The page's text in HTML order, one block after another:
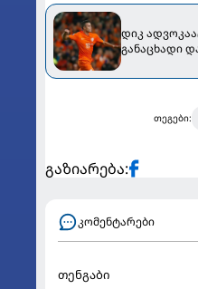
დიკ
განაცხადი
თეგები:
გაზიარება:
კომენტარები
თენგაბი